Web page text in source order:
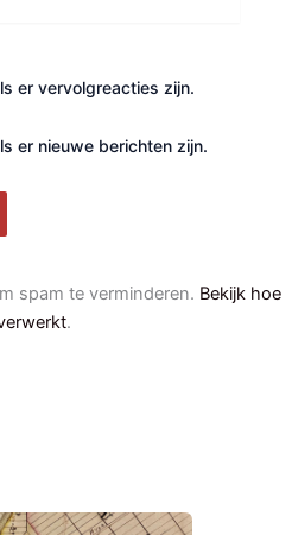
er vervolgreacties zijn.
er nieuwe berichten zijn.
spam te verminderen. Bekijk hoe
.